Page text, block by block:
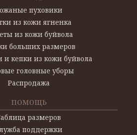
пуховики
из кожи ягненка
из кожи буйвола
больших размеров
и кепки из кожи буйвола
головные уборы
Распродажа
ПОМОЩЬ
размеров
поддержки